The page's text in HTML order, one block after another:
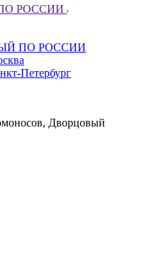
РОССИИ
ПО РОССИИ
Петербург
Дворцовый